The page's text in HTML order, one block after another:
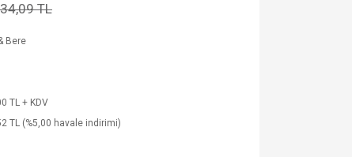
TL
Bere
TL + KDV
TL (%5,00 havale indirimi)